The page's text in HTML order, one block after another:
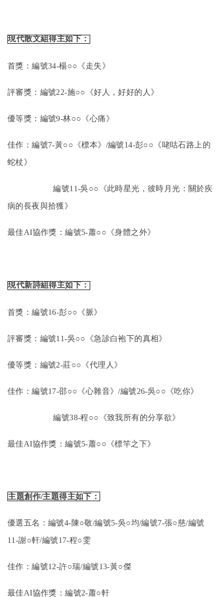
現代散文組得主如下：
首獎：編號34-楊○○《走失》
評審獎：編號22-施○○《好人，好好的人》
優等獎：編號9-林○○《心痛》
佳作：編號7-黃○○《標本》/編號14-彭○○《咾咕石路上的
蛇杖》
編號11-吳○○《此時星光，彼時月光：關於疾
病的長夜與拾獲》
最佳AI協作獎：編號5-蕭○○《身體之外》
現代新詩組得主如下：
首獎 ：編號16-彭○○《 脈》
評審獎 ：編號11-吳○○《急診白袍下的真相》
優等獎 ：編號2-莊○○《代理人 》
佳作 ：編號17-邵○○《心雜音》/編號26-吳○○《吃你》
編號38-程○○《致我所有的分享欲》
最佳AI協作獎 ：編號5-蕭○○《標竿之下》
主題創作/主題得主如下：
優選五名 ：編號4-陳○敬/編號5-吳○均/編號7-張○慈/編號
11-謝○軒/編號17-程○雯
佳作 ：編號12-許○瑞/編號13-黃○傑
最佳AI協作獎 ：編號2-蕭○軒